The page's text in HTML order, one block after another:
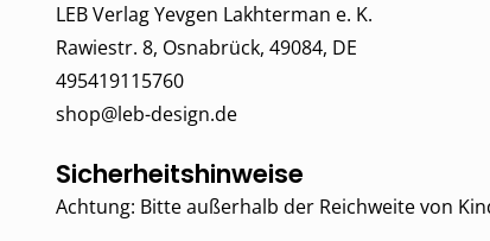
LEB Verlag Yevgen Lakhterman e. K.
Rawiestr. 8, Osnabrück, 49084, DE
495419115760
shop@leb-design.de
Sicherheitshinweise
Achtung: Bitte außerhalb der Reichweite von